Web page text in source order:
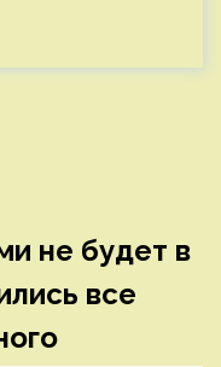
не будет в
все